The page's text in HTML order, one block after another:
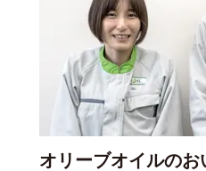
オリーブオイルのお